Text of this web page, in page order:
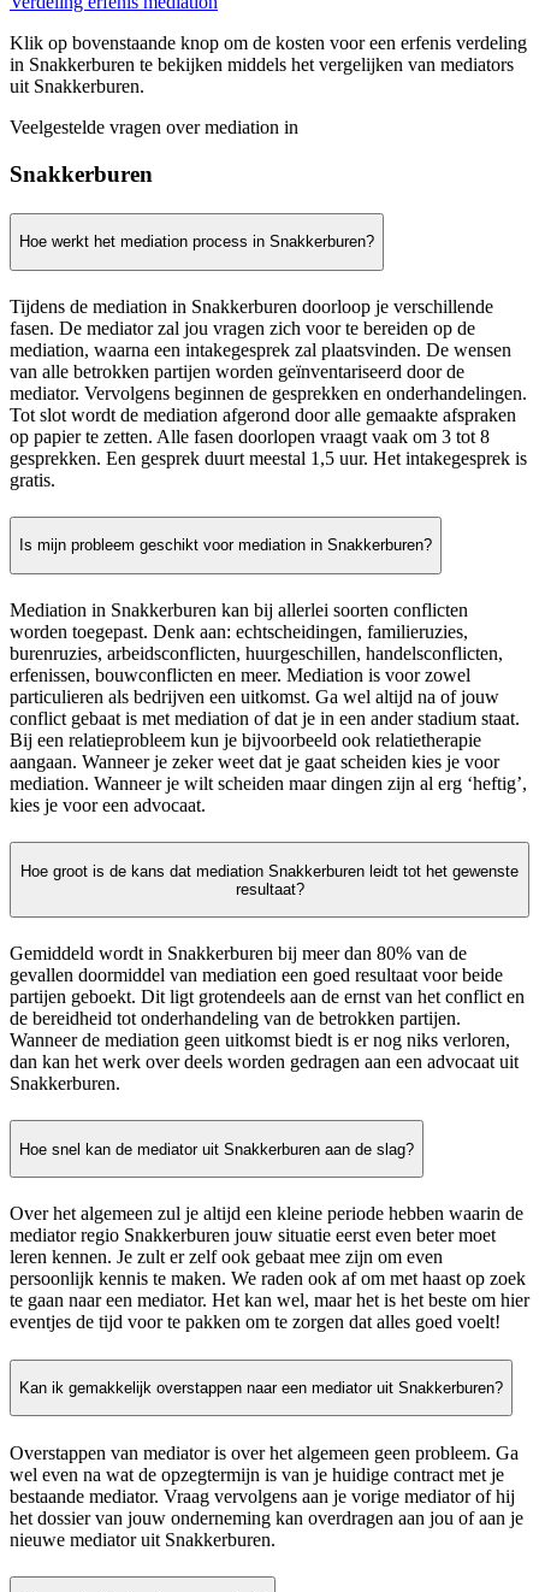
Klik op bovenstaande knop om de kosten voor een erfenis verdeling
in Snakkerburen te bekijken middels het vergelijken van mediators
uit Snakkerburen.
Veelgestelde vragen over mediation in
Snakkerburen
Hoe werkt het mediation process in Snakkerburen?
Tijdens de mediation in Snakkerburen doorloop je verschillende
fasen. De mediator zal jou vragen zich voor te bereiden op de
mediation, waarna een intakegesprek zal plaatsvinden. De wensen
van alle betrokken partijen worden geïnventariseerd door de
mediator. Vervolgens beginnen de gesprekken en onderhandelingen.
Tot slot wordt de mediation afgerond door alle gemaakte afspraken
op papier te zetten. Alle fasen doorlopen vraagt vaak om 3 tot 8
gesprekken. Een gesprek duurt meestal 1,5 uur. Het intakegesprek is
gratis.
Is mijn probleem geschikt voor mediation in Snakkerburen?
Mediation in Snakkerburen kan bij allerlei soorten conflicten
worden toegepast. Denk aan: echtscheidingen, familieruzies,
burenruzies, arbeidsconflicten, huurgeschillen, handelsconflicten,
erfenissen, bouwconflicten en meer. Mediation is voor zowel
particulieren als bedrijven een uitkomst. Ga wel altijd na of jouw
conflict gebaat is met mediation of dat je in een ander stadium staat.
Bij een relatieprobleem kun je bijvoorbeeld ook relatietherapie
aangaan. Wanneer je zeker weet dat je gaat scheiden kies je voor
mediation. Wanneer je wilt scheiden maar dingen zijn al erg ‘heftig’,
kies je voor een advocaat.
Hoe groot is de kans dat mediation Snakkerburen leidt tot het gewenste
resultaat?
Gemiddeld wordt in Snakkerburen bij meer dan 80% van de
gevallen doormiddel van mediation een goed resultaat voor beide
partijen geboekt. Dit ligt grotendeels aan de ernst van het conflict en
de bereidheid tot onderhandeling van de betrokken partijen.
Wanneer de mediation geen uitkomst biedt is er nog niks verloren,
dan kan het werk over deels worden gedragen aan een advocaat uit
Snakkerburen.
Hoe snel kan de mediator uit Snakkerburen aan de slag?
Over het algemeen zul je altijd een kleine periode hebben waarin de
mediator regio Snakkerburen jouw situatie eerst even beter moet
leren kennen. Je zult er zelf ook gebaat mee zijn om even
persoonlijk kennis te maken. We raden ook af om met haast op zoek
te gaan naar een mediator. Het kan wel, maar het is het beste om hier
eventjes de tijd voor te pakken om te zorgen dat alles goed voelt!
Kan ik gemakkelijk overstappen naar een mediator uit Snakkerburen?
Overstappen van mediator is over het algemeen geen probleem. Ga
wel even na wat de opzegtermijn is van je huidige contract met je
bestaande mediator. Vraag vervolgens aan je vorige mediator of hij
het dossier van jouw onderneming kan overdragen aan jou of aan je
nieuwe mediator uit Snakkerburen.